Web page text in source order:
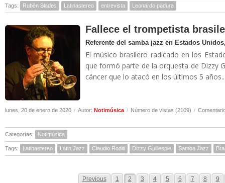
Tags: Rubén Blades Latinastereo entrevista Leonardo padura
Fallece el trompetista
Referente del samba jazz en Estados
El músico brasilero radicado en los
que formó parte de la orquesta de Dizzy
cáncer que lo atacó en los últimos 5
lunes, 20 de enero de 2020 / Autor: Notimúsica / Número de vistas (2109) /
Categorías: Notimúsica
Tags: Latinastereo Latin Jazz Claudio Roditi Dizzy Guillespie Samba Jazz
Previous 1 2 3 4 5 6 7 8 9